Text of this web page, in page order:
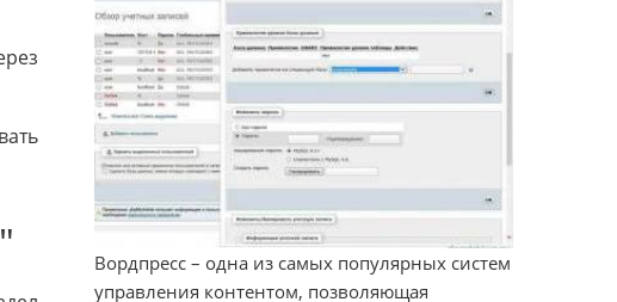
Вордпресс – одна из самых популярных систем
управления контентом, позволяющая